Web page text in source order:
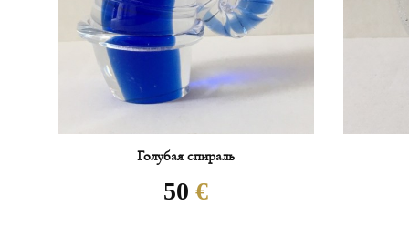
Голубая спираль
50 €